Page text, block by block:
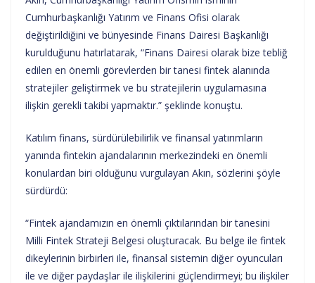
Cumhurbaşkanlığı Yatırım ve Finans Ofisi olarak
değiştirildiğini ve bünyesinde Finans Dairesi Başkanlığı
kurulduğunu hatırlatarak, “Finans Dairesi olarak bize tebliğ
edilen en önemli görevlerden bir tanesi fintek alanında
stratejiler geliştirmek ve bu stratejilerin uygulamasına
ilişkin gerekli takibi yapmaktır.” şeklinde konuştu.
Katılım finans, sürdürülebilirlik ve finansal yatırımların
yanında fintekin ajandalarının merkezindeki en önemli
konulardan biri olduğunu vurgulayan Akın, sözlerini şöyle
sürdürdü:
“Fintek ajandamızın en önemli çıktılarından bir tanesini
Milli Fintek Strateji Belgesi oluşturacak. Bu belge ile fintek
dikeylerinin birbirleri ile, finansal sistemin diğer oyuncuları
ile ve diğer paydaşlar ile ilişkilerini güçlendirmeyi; bu ilişkiler